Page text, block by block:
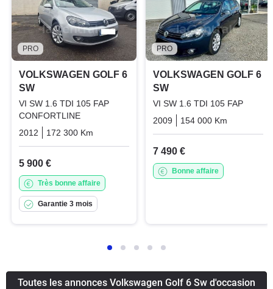
PRO
VOLKSWAGEN GOLF 6
SW
VI SW 1.6 TDI 105 FAP
CONFORTLINE
2012
172 300 Km Diesel
5 900 €
Très bonne affaire
Garantie 3 mois
PRO
VOLKSWAGEN GOLF 6
SW
VI SW 1.6 TDI 105 FAP
2009
154 000 Km
7 490 €
Bonne affaire
Toutes les annonces Volkswagen Golf 6 Sw d'occasion